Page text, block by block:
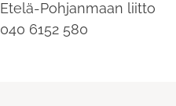
Etelä-Pohjanmaan liitto
040 6152 580